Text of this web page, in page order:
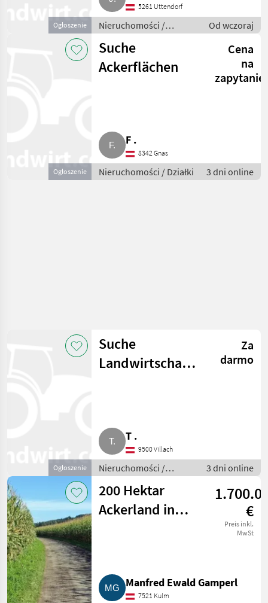
Ogłoszenie
5261 Uttendorf
Nieruchomości /
Nieruchomość
Od wczoraj
Ogłoszenie
Suche
Ackerflächen
Cena
na
zapytanie
F .
8342 Gnas
Nieruchomości / Działki 3 dni online
Ogłoszenie
Suche
Landwirtschaft
Za
darmo
T .
9500 Villach
Nieruchomości /
Gospodarstwa
3 dni online
200 Hektar
Ackerland in
€
Preis inkl.
MwSt
Manfred Ewald Gamperl
7521 Kulm